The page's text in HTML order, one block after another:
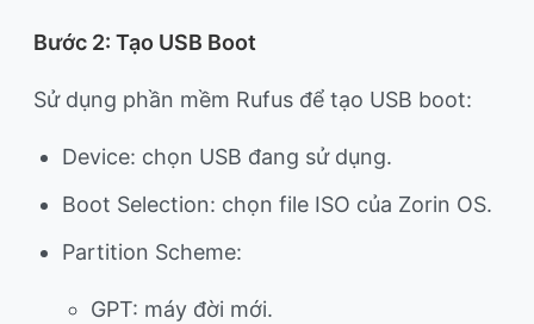
Bước 2: Tạo USB Boot
Sử dụng phần mềm Rufus để tạo USB boot:
Device: chọn USB đang sử dụng.
Boot Selection: chọn file ISO của Zorin OS.
Partition Scheme:
GPT: máy đời mới.